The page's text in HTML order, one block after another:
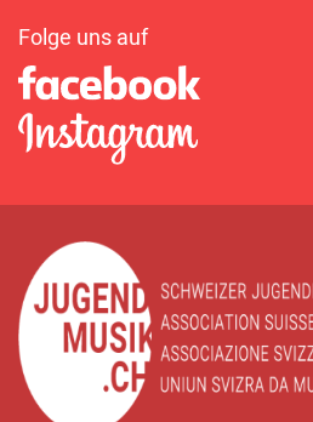
Folge uns auf